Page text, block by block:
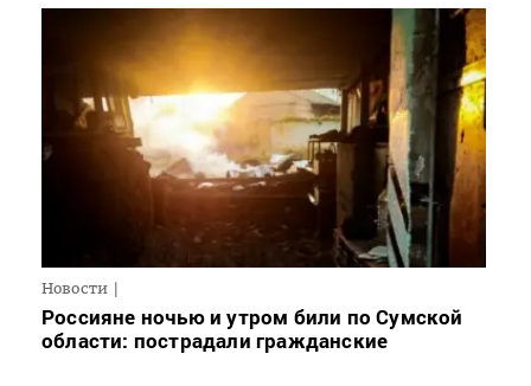
Новости
Россияне ночью и утром били по Сумской
области: пострадали гражданские